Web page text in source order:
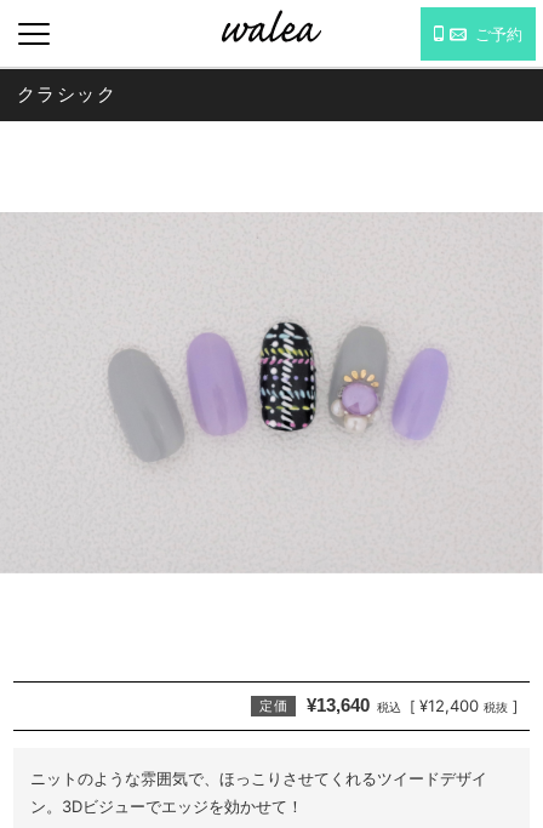
ご予約
クラシック
定価 ¥13,640 税込 [ ¥12,400 税抜 ]
ニットのような雰囲気で、ほっこりさせてくれるツイードデザイ
ン。3Dビジューでエッジを効かせて！